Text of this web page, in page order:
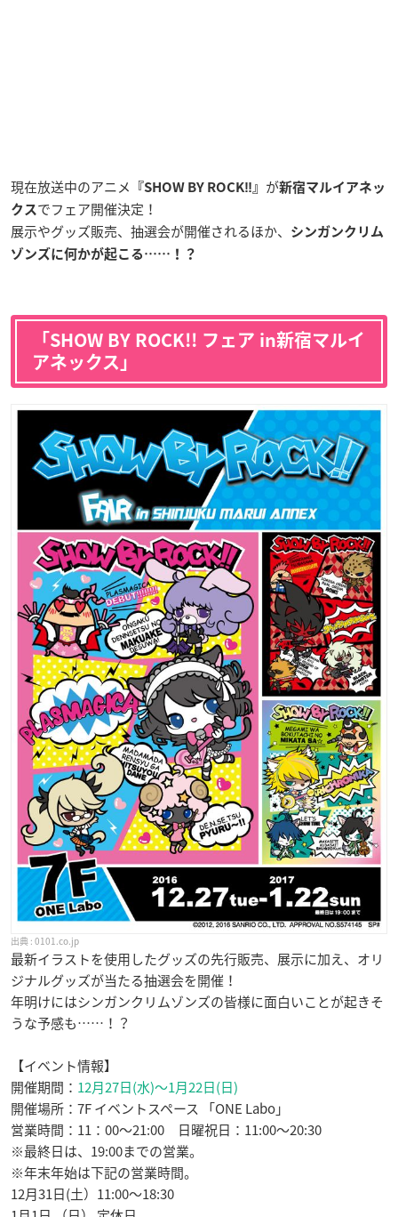
現在放送中のアニメ 『SHOW BY ROCK‼︎』 が新宿マルイアネッ
クス でフェア開催決定！
展示やグッズ販売、抽選会が開催されるほか、
シンガンクリム
ゾンズに何かが起こる……！？
「SHOW BY ROCK!! フェア in新宿マルイ
アネックス」
0101.co.jp
最新イラストを使用したグッズの先行販売、展示に加え、オリ
ジナルグッズが当たる抽選会を開催！
年明けにはシンガンクリムゾンズの皆様に面白いことが起きそ
うな予感も……！？
【イベント情報】
開催期間： 12月27日(水)～1月22日(日)
開催場所：7F イベントスペース 「ONE Labo」
営業時間：11：00～21:00 日曜祝日：11:00～20:30
※最終日は、19:00までの営業。
※年末年始は下記の営業時間。
12月31日(土）11:00～18:30